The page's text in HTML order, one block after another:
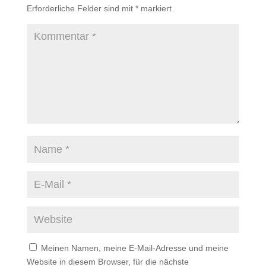
Erforderliche Felder sind mit *markiert
Meinen Namen, meine E-Mail-Adresse und meine
Website in diesem Browser, für die nächste